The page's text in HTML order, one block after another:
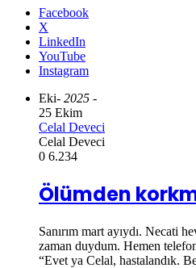
Facebook
X
LinkedIn
YouTube
Instagram
Eki- 2025 -
25 Ekim
Celal Deveci
Celal Deveci
0 6.234
Ölümden
Sanırım mart ayıydı. Necati
zaman duydum. Hemen
“Evet ya Celal, hastalandık.